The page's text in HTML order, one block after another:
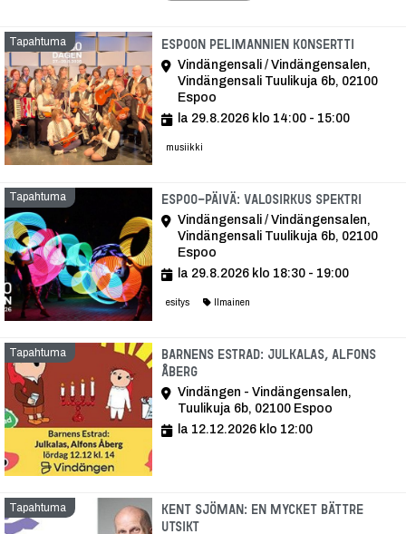
Tapahtuma Espoon pelimannien konsertti
Vindängensali / Vindängensalen,
Vindängensali Tuulikuja 6b, 02100
Espoo
la 29.8.2026 klo 14:00 - 15:00
musiikki
Tapahtuma Espoo-päivä: Valosirkus Spektri
Vindängensali / Vindängensalen,
Vindängensali Tuulikuja 6b, 02100
Espoo
la 29.8.2026 klo 18:30 - 19:00
esitys Ilmainen
Tapahtuma
Barnens Estrad: Julkalas, Alfons
Åberg
Vindängen - Vindängensalen,
Tuulikuja 6b, 02100 Espoo
la 12.12.2026 klo 12:00
Tapahtuma
Kent Sjöman: En mycket bättre
utsikt